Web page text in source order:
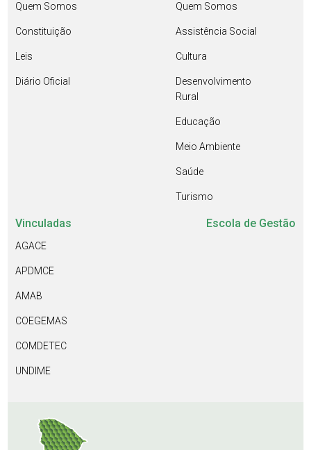
Quem Somos
Constituição
Leis
Diário Oficial
Quem Somos
Assistência Social
Cultura
Desenvolvimento
Rural
Educação
Meio Ambiente
Saúde
Turismo
Vinculadas
AGACE
APDMCE
AMAB
COEGEMAS
COMDETEC
UNDIME
Escola de Gestão